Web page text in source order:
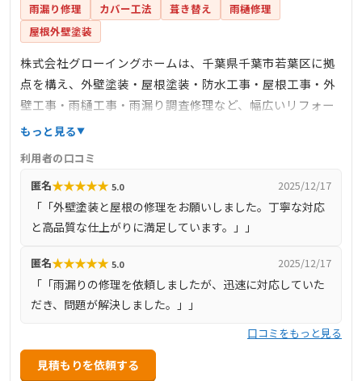
雨漏り修理 カバー工法 葺き替え
雨樋修理
屋根外壁塗装
株式会社グローイングホームは、千葉県千葉市若葉区に拠
点を構え、外壁塗装・屋根塗装・防水工事・屋根工事・外
壁工事・雨樋工事・雨漏り調査修理など、幅広いリフォー
ムサービスを提供しています。1996年の設立以来、3368件
度200％を目指しています。特に、雨漏り110番千葉店とし
て、雨漏りの専門的な診断と修理に力を入れており、バイ
オ洗浄システムを導入するなど、最新の技術を積極的に採
用しています。
もっと見る
利用者の口コミ
匿名★★★★★ 5.0 2025/12/17
「「外壁塗装と屋根の修理をお願いしました。丁寧な対応
と高品質な仕上がりに満足しています。」」
匿名★★★★★ 5.0 2025/12/17
「「雨漏りの修理を依頼しましたが、迅速に対応していた
だき、問題が解決しました。」」
口コミをもっと見る
見積もりを依頼する